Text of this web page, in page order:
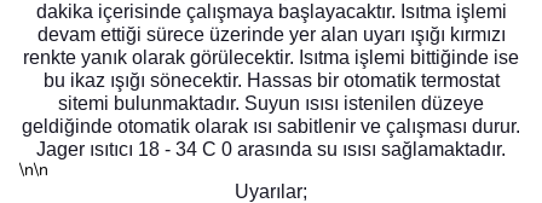
dakika içerisinde çalışmaya başlayacaktır. Isıtma işlemi
devam ettiği sürece üzerinde yer alan uyarı ışığı kırmızı
renkte yanık olarak görülecektir. Isıtma işlemi bittiğinde ise
bu ikaz ışığı sönecektir. Hassas bir otomatik termostat
sitemi bulunmaktadır. Suyun ısısı istenilen düzeye
geldiğinde otomatik olarak ısı sabitlenir ve çalışması durur.
Jager ısıtıcı 18 - 34 C 0 arasında su ısısı sağlamaktadır.
\n\n
Uyarılar;